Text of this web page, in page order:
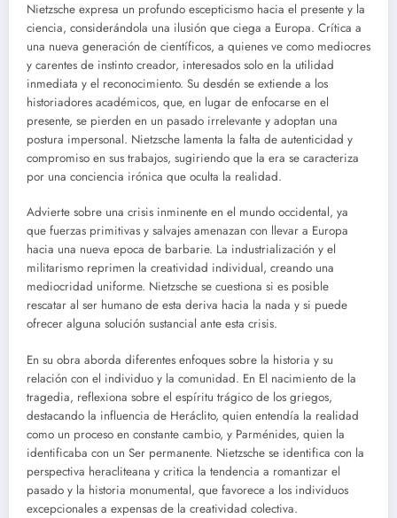
Nietzsche expresa un profundo escepticismo hacia el presente y la
ciencia, considerándola una ilusión que ciega a Europa. Crítica a
una nueva generación de científicos, a quienes ve como mediocres
y carentes de instinto creador, interesados solo en la utilidad
inmediata y el reconocimiento. Su desdén se extiende a los
historiadores académicos, que, en lugar de enfocarse en el
presente, se pierden en un pasado irrelevante y adoptan una
postura impersonal. Nietzsche lamenta la falta de autenticidad y
compromiso en sus trabajos, sugiriendo que la era se caracteriza
por una conciencia irónica que oculta la realidad.
Advierte sobre una crisis inminente en el mundo occidental, ya
que fuerzas primitivas y salvajes amenazan con llevar a Europa
hacia una nueva epoca de barbarie. La industrialización y el
militarismo reprimen la creatividad individual, creando una
mediocridad uniforme. Nietzsche se cuestiona si es posible
rescatar al ser humano de esta deriva hacia la nada y si puede
ofrecer alguna solución sustancial ante esta crisis.
En su obra aborda diferentes enfoques sobre la historia y su
relación con el individuo y la comunidad. En El nacimiento de la
tragedia, reflexiona sobre el espíritu trágico de los griegos,
destacando la influencia de Heráclito, quien entendía la realidad
como un proceso en constante cambio, y Parménides, quien la
identificaba con un Ser permanente. Nietzsche se identifica con la
perspectiva heracliteana y critica la tendencia a romantizar el
pasado y la historia monumental, que favorece a los individuos
excepcionales a expensas de la creatividad colectiva.